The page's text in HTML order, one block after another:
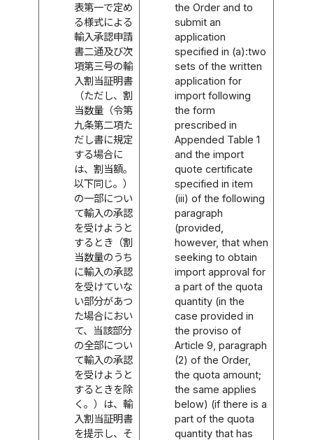
表第一で定め
る様式による
輸入承認申請
書二通及び次
項第三号の輸
入割当証明書
（ただし、割
当数量（令第
九条第二項た
だし書に規定
する場合に
は、割当額。
以下同じ。）
の一部につい
て輸入の承認
を受けようと
するとき（割
当数量のうち
に輸入の承認
を受けていな
い部分があつ
た場合におい
て、当該部分
の全部につい
て輸入の承認
を受けようと
するときを除
く。）は、輸
入割当証明書
を提示し、そ
the Order and to
submit an
application
specified in (a):two
sets of the written
application for
import following
the form
prescribed in
Appended Table 1
and the import
quote certificate
specified in item
(iii) of the following
paragraph
(provided,
however, that when
seeking to obtain
import approval for
a part of the quota
quantity (in the
case provided in
the proviso of
Article 9, paragraph
(2) of the Order,
the quota amount;
the same applies
below) (if there is a
part of the quota
quantity that has